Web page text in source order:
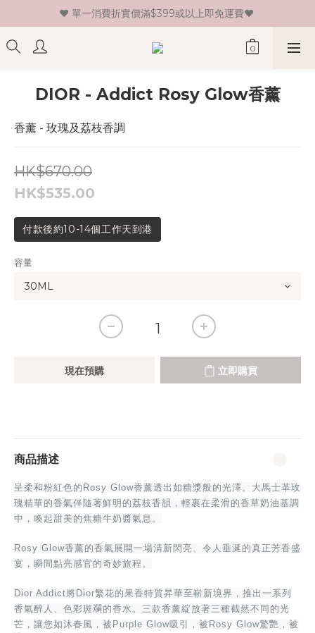
♥ 新會員登記即送HK$30 現金卷♥
♥ 單一消費折實價滿$399或以上即免運費♥
♥ 新會員登記即送HK$30 現金卷♥
DIOR - Addict Rosy Glow香薰
香薰 - 玫瑰及荔枝香調
HK$670.00
HK$535.00
付款後約10-14個工作天到港
容量
現在預購 立即購買
商品描述
呈柔和粉紅色的Rosy Glow香薰透出如糖漿般的光澤。大馬士革玫
瑰精華的香氣伴隨著鮮明的荔枝香韻，輕裹在柔滑的香草奶油基調
中，喚起甜美的焦糖牛奶醬氣息。
Rosy Glow香薰的香氣展開一場清新閃亮、令人垂涎的真正芳香盛
宴，瞬間點亮感官的奇妙旅程。
Dior Addict將Dior繁花的果香特質昇華至嶄新境界，推出一系列
香氣醉人、色彩斑斕的香水。三款香薰綻放著三種截然不同的光
芒，讓您如沐春風，被Purple Glow吸引，被Rosy Glow驚艷，被